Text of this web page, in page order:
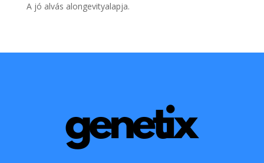
A jó alvás alongevityalapja.